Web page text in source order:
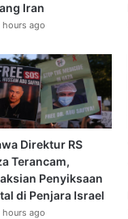
Iran
hours ago
Direktur RS
Terancam,
Penyiksaan
di Penjara Israel
hours ago